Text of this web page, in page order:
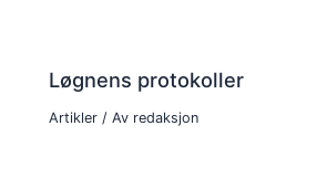
Løgnens protokoller
Artikler / Av redaksjon